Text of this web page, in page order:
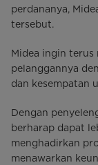
perdananya,
tersebut.
Midea ingin terus
pelanggannya
dan kesempatan
Dengan
berharap dapat
menghadirkan
menawarkan